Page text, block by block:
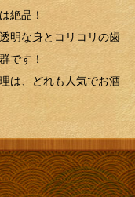
絶品！
明な身とコリコリの歯
です！
は、どれも人気でお酒